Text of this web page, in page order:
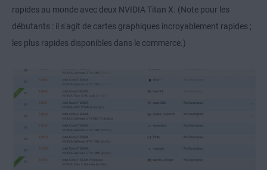
rapides au monde avec deux NVIDIA Titan X. (Note pour les
débutants : il s'agit de cartes graphiques incroyablement rapides ;
les plus rapides disponibles dans le commerce.)